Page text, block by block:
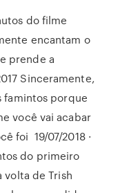
do filme
encantam o
prende a
Sinceramente,
famintos porque
você vai acabar
foi 19/07/2018 ·
do primeiro
volta de Trish